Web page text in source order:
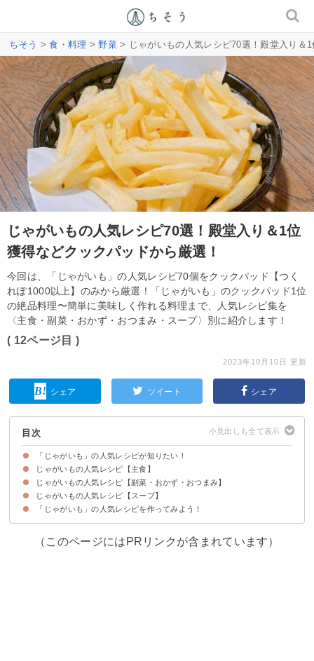
ちそう >食・料理 >野菜> じゃがいもの人気レシピ70選！殿堂入り＆
じゃがいもの人気レシピ70選！殿堂入り＆1位
獲得などクックパッドから厳選！
今回は、「じゃがいも」の人気レシピ70個をクックパッド【つく
れぽ1000以上】のみから厳選！「じゃがいも」のクックパッド1位
の絶品料理〜簡単に美味しく作れる料理まで、人気レシピ集を
〈主食・副菜・おかず・おつまみ・スープ〉別に紹介します！
( 12ページ目 )
2023年10月10日 更新
シェア ツイート シェア
目次
「じゃがいも」の人気レシピが知りたい！
じゃがいもの人気レシピ【主食】
【つくれぽ2728件】お家で本格スープカレー【動画】
【つくれぽ1522件】子供も大好き！ミートソースグラタン【動画】
【つくれぽ1111件】暑い夏にぴったり！夏野菜カレー
【つくれぽ2166件】餃子の皮でチーズたっぷり本格ラザニア【動画】
【つくれぽ6551件】じゃがいもを味わう簡単ポテトグラタン
【つくれぽ1025件】じゃがいものニョッキ
【つくれぽ1417件】バター風味ポテトグラタン
【つくれぽ2037件】チーズたっぷり！トマト鍋
じゃがいもの人気レシピ【副菜・おかず・おつまみ】
【つくれぽ2339件】お弁当におすすめ！じゃが丸コーン【動画】
【つくれぽ3272件】ヘルシー！おからのチキンナゲット
【つくれぽ2237件】カリカリ豚肉とじゃがいもの炒め物【動画】
【つくれぽ1399件】おやつにぴったり！ポテトパフ【動画】
【つくれぽ1913件】カリモチ食感！鶏むねポテト【動画】
【つくれぽ2255件】ヘルシー！じゃがいもとキャベツのチーズ焼き【動画】
【つくれぽ2255件】こっくり美味しい煮物じゃがいもと玉ねぎの甘辛煮【動
画】
【つくれぽ3413件】ビールのおつまみに！じゃがいも入りアスパラベーコン
【動画】
【つくれぽ1333件】簡単じゃがバター
【つくれぽ2454件】甘辛じゃが玉と豚ひき肉のマヨ焼き【動画】
【つくれぽ1610件】じゃがいもで簡単チンジャオロース
【つくれぽ2171件】じゃがいも入りスパニッシュオムレツ【動画】
【つくれぽ4924件】生クリームで本格コロッケ【動画】
【つくれぽ1803件】濃厚まったりマッシュポテト【動画】
【つくれぽ4810件】おつまみにぴったり！ズッキーニとじゃがいもの和風マ
リネ【動画】
【つくれぽ2189件】揚げずにヘルシーポテトチップス
【つくれぽ10000超！】大人気レシピ！ポテトサラダ【動画】
【つくれぽ2647件】フライパンで！鮭のちゃんちゃん焼き【動画】
【つくれぽ10000件超！】煮物の定番！黄金比率でつくる肉じゃが【動画】
【つくれぽ1969件】常備薬におすすめ！新じゃがの味噌炒め【動画】
【つくれぽ3475件】お酒のおつまみにぴったり！簡単シンプル！ポテトサラ
ダ【動画】
【つくれぽ4852件】甘辛鳥ももとじゃがいもの照り焼き【動画】
【つくれぽ2479件】絶品！ポークピンズ【動画】
【つくれぽ2589件】みんな大好き！サクサクコロッケ【動画】
【つくれぽ2399件】とろり餡が美味しいじゃがいものそぼろ煮【動画】
【つくれぽ1419件】いかとじゃがいものガリバタ風味【動画】
【つくれぽ1245件】揚げずにヘルシー！フライドポテト
【つくれぽ1802件】家で手作り！ハッシュドポテト
【つくれぽ1932件】じゃがいもと塩昆布のマヨネーズサラダ【動画】
【つくれぽ4779件】混ぜて焼くだけ簡単チーズ入り芋餅【動画】
【つくれぽ7098件】ビールのおつまみに！時短で簡単ジャーマンポテト【動
画】
【つくれぽ1235件】青のり香るのり塩ポテト【動画】
【つくれぽ10000件超！】大人気！テリヤキポテト【動画】
【つくれぽ3280件】じゃがいもとしめじのこっくりマヨネーズ炒め【動画】
【つくれぽ1242件】簡単じゃがいものオイスター炒め
【つくれぽ1430件】付け合わせにおすすめ！じゃがいものミルク煮
【つくれぽ3803件】じゃがいもと挽き肉のオープン焼き
【つくれぽ1181件】昔ながらの煮物甘辛新じゃがの煮ころがし
【つくれぽ3284件】手作りサクサクフライドポテト【動画】
【つくれぽ1205件】黄金比で作るシンプルな芋餅【動画】
【つくれぽ2556件】じゃがいも消費におすすめガレット【動画】
【つくれぽ1651件】モッチリ食感！じゃがいもチヂミ
【つくれぽ2846件】あっさり煮物塩味肉じゃが【動画】
【つくれぽ1839件】スパイス香るじゃがいものガレット【動画】
【つくれぽ3778件】止まらない！コンソメチーズポテト【動画】
【つくれぽ1607件】じゃがいものもっちりチヂミ【動画】
【つくれぽ2424件】カリモチ食感ハッシュドポテト【動画】
【つくれぽ2848件】しょうゆが香るじゃがいもの炒め物
【つくれぽ2889件】とろとろじゃがいもとサーモンのオーブン焼き【動画】
【つくれぽ3449件】お酒が進む！ジャーマンポテト【動画】
【つくれぽ6184件】旨味たっぷり！鮭とじゃがいもの塩バター【動画】
【つくれぽ4356件】モチトロ！チーズじゃがもち
【つくれぽ4713件】じゃがいも消費にコンソメポテト【動画】
【つくれぽ2911件】揚げずにヘルシー！スコップコロッケ【動画】
じゃがいもの人気レシピ【スープ】
【つくれぽ9631件】ルウ不使用！クリームシチュー【動画】
【つくれぽ6525件】朝食にもおすすめミネストローネ【動画】
【つくれぽ1122件】体温まるじゃがいもスープ【動画】
【つくれぽ7834件】ゴロゴロじゃがいものポトフ
【つくれぽ2059件】こっくり美味しい！クラムチャウダー
【つくれぽ1414件】和風！味噌ミルクスープ
【つくれぽ1712件】ヘルシーで美味しいビシソワーズ
【つくれぽ4180件】じゃがいもゴロゴロビーフシチュー
「じゃがいも」の人気レシピを作ってみよう！
（このページにはPRリンクが含まれています）